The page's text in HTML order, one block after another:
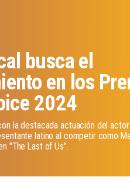
busca el
en los
2024
la destacada actuación del
latino al competir como
"The Last of Us".